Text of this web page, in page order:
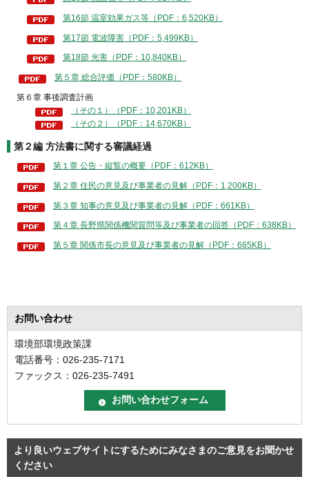
第16節 温室効果ガス等（PDF：6,520KB）
第17節 電波障害（PDF：5,499KB）
第18節 光害（PDF：10,840KB）
第５章 総合評価（PDF：580KB）
第６章 事後調査計画
（その１）（PDF：10,201KB）
（その２）（PDF：14,670KB）
第２編 方法書に関する審議経過
第１章 公告・縦覧の概要（PDF：612KB）
第２章 住民の意見及び事業者の見解（PDF：1,200KB）
第３章 知事の意見及び事業者の見解（PDF：661KB）
第４章 長野県関係機関質問等及び事業者の回答（PDF：638KB）
第５章 関係市長の意見及び事業者の見解（PDF：665KB）
お問い合わせ
環境部環境政策課
電話番号：026-235-7171
ファックス：026-235-7491
より良いウェブサイトにするためにみなさまのご意見をお聞かせ
ください